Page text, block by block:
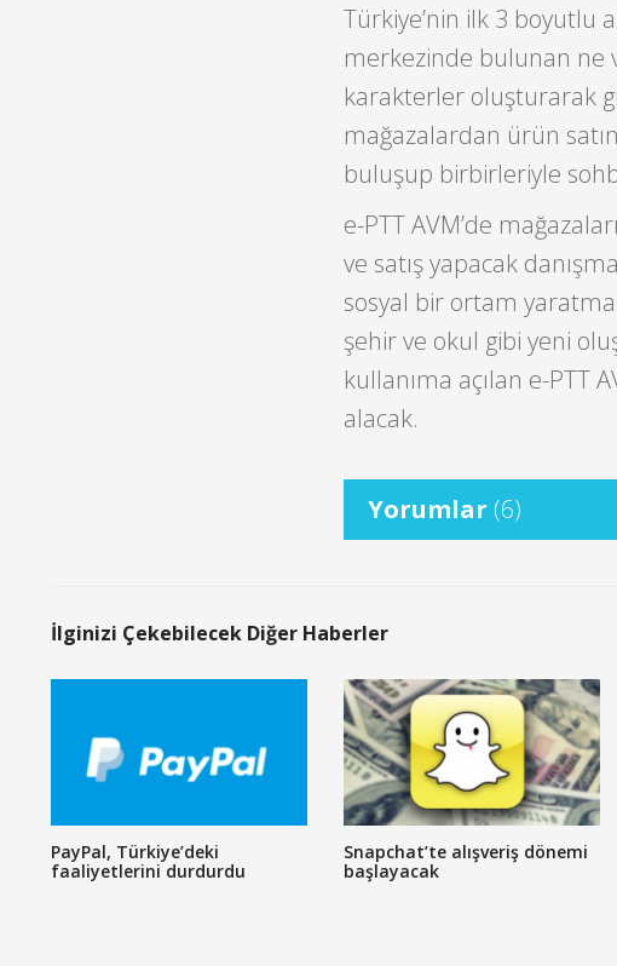
Türkiye’nin ilk 3 boyutlu
merkezinde bulunan ne
karakterler oluşturarak
mağazalardan ürün
buluşup birbirleriyle
e-PTT AVM’de
ve satış yapacak
sosyal bir ortam
şehir ve okul gibi yeni
kullanıma açılan e-
alacak.
Yorumlar (6)
İlginizi Çekebilecek Diğer Haberler
PayPal, Türkiye’deki
faaliyetlerini durdurdu
Snapchat’te alışveriş dönemi
başlayacak